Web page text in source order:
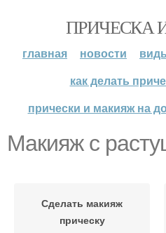
ПРИЧЕСКА
главная новости
как делать
прически и макияж на
Макияж с
Сделать макияж
прическу